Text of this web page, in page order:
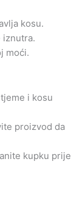
kosu.
iznutra.
moći.
i kosu
proizvod da
kupku prije